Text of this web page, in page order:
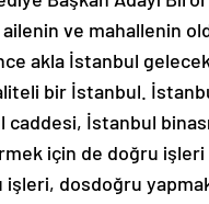
ve mahallenin
akla İstanbul
bir İstanbul.
caddesi, İstanbul
için de doğru
dosdoğru yapmak